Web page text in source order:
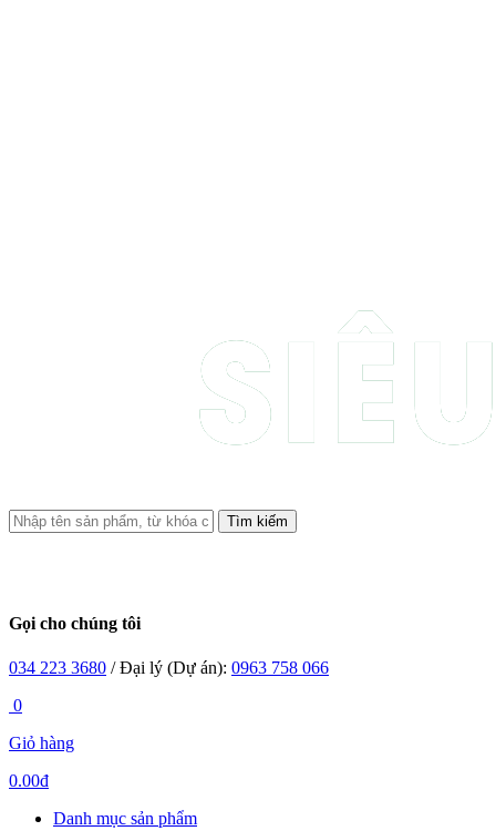
Tìm kiếm
Gọi cho chúng tôi
034 223 3680 / Đại lý (Dự án): 0963 758 066
0
Giỏ hàng
0.00đ
Danh mục sản phẩm